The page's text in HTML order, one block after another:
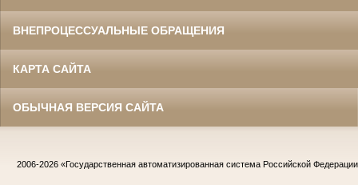
ВНЕПРОЦЕССУАЛЬНЫЕ ОБРАЩЕНИЯ
КАРТА САЙТА
ОБЫЧНАЯ ВЕРСИЯ САЙТА
2006-2026 «Государственная автоматизированная система Российской